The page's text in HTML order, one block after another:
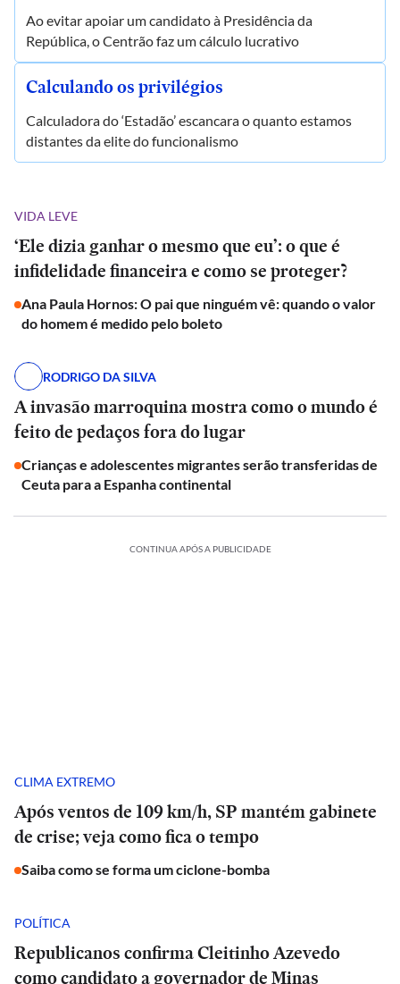
Ao evitar apoiar um candidato à Presidência da
República, o Centrão faz um cálculo lucrativo
Calculando os privilégios
Calculadora do ‘Estadão’ escancara o quanto estamos
distantes da elite do funcionalismo
VIDA LEVE
‘Ele dizia ganhar o mesmo que eu’: o que é
infidelidade financeira e como se proteger?
Ana Paula Hornos: O pai que ninguém vê: quando o valor
do homem é medido pelo boleto
RODRIGO DA SILVA
A invasão marroquina mostra como o mundo é
feito de pedaços fora do lugar
Crianças e adolescentes migrantes serão transferidas de
Ceuta para a Espanha continental
CONTINUA APÓS A PUBLICIDADE
CLIMA EXTREMO
Após ventos de 109 km/h, SP mantém gabinete
de crise; veja como fica o tempo
Saiba como se forma um ciclone-bomba
POLÍTICA
Republicanos confirma Cleitinho Azevedo
como candidato a governador de Minas